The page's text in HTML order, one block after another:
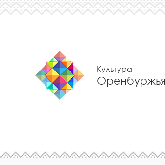
Культура
Оренбуржья